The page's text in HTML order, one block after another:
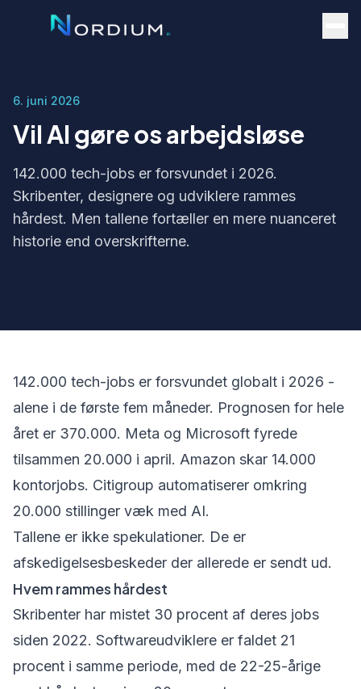
6. juni 2026
Vil AI gøre os arbejdsløse
142.000 tech-jobs er forsvundet i 2026.
Skribenter, designere og udviklere rammes
hårdest. Men tallene fortæller en mere nuanceret
historie end overskrifterne.
142.000 tech-jobs er forsvundet globalt i 2026 -
alene i de første fem måneder. Prognosen for hele
året er 370.000. Meta og Microsoft fyrede
tilsammen 20.000 i april. Amazon skar 14.000
kontorjobs. Citigroup automatiserer omkring
20.000 stillinger væk med AI.
Tallene er ikke spekulationer. De er
afskedigelsesbeskeder der allerede er sendt ud.
Hvem rammes hårdest
Skribenter har mistet 30 procent af deres jobs
siden 2022. Softwareudviklere er faldet 21
procent i samme periode, med de 22-25-årige